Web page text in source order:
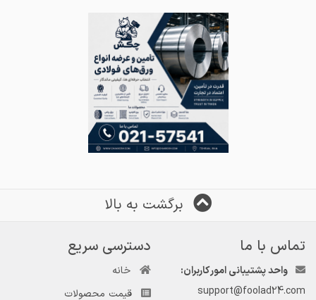
برگشت به بالا
تماس با ما
واحد پشتیبانی امور کاربران:
support@foolad24.com
دسترسی سریع
خانه
قیمت محصولات